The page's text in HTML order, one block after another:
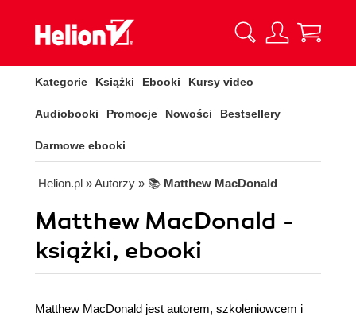
Kategorie Książki Ebooki Kursy video
Audiobooki Promocje Nowości Bestsellery
Darmowe ebooki
Helion.pl » Autorzy » 📚 Matthew MacDonald
Matthew MacDonald -
książki, ebooki
Matthew MacDonald jest autorem, szkoleniowcem i